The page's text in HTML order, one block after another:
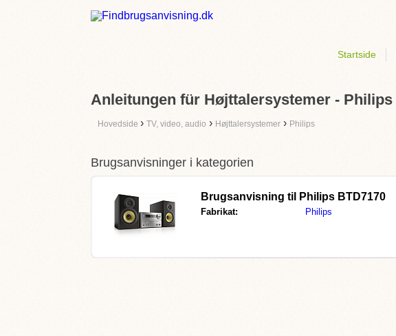
Startside
Anleitungen für Højttalersystemer - Philips
Hovedside › TV, video, audio › Højttalersystemer › Philips
Brugsanvisninger i kategorien
Brugsanvisning til Philips BTD7170
Fabrikat: Philips